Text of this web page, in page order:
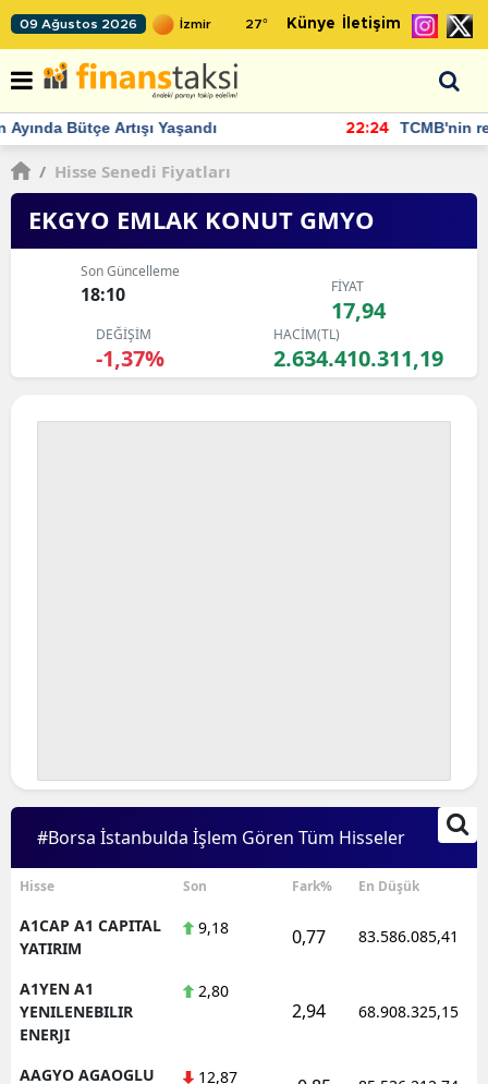
09 Ağustos 2026 27° Künye İletişim
22:24 TCMB'nin rezervlerinde artan momentum devam ediyor
/ Hisse Senedi Fiyatları
EKGYO EMLAK KONUT GMYO
Son Güncelleme
18:10 FİYAT
17,94
DEĞİŞİM
-1,37%
HACİM(TL)
2.634.410.311,19
#Borsa İstanbulda İşlem Gören Tüm Hisseler
Hisse Son Fark% En Düşük
A1CAP A1 CAPITAL
YATIRIM
9,18 0,77 83.586.085,41
A1YEN A1
YENILENEBILIR
ENERJI
2,80
2,94 68.908.325,15
AAGYO AGAOGLU
12,87